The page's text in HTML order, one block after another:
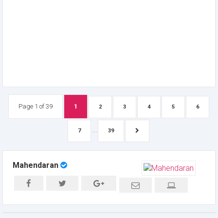
Page 1 of 39 1 2 3 4 5 6
7 ... 39
Mahendaran